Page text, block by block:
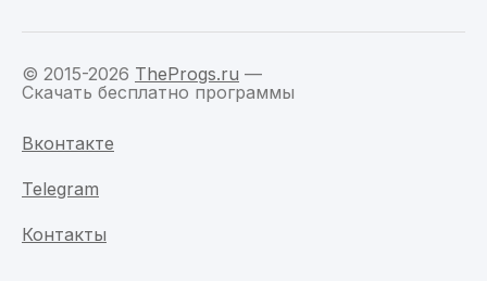
© 2015-2026 TheProgs.ru —
Скачать бесплатно программы
Вконтакте
Telegram
Контакты